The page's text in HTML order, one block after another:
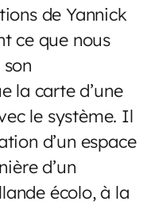
de Yannick
ce que nous
la carte d’une
le système. Il
d’un espace
d’un
écolo, à la